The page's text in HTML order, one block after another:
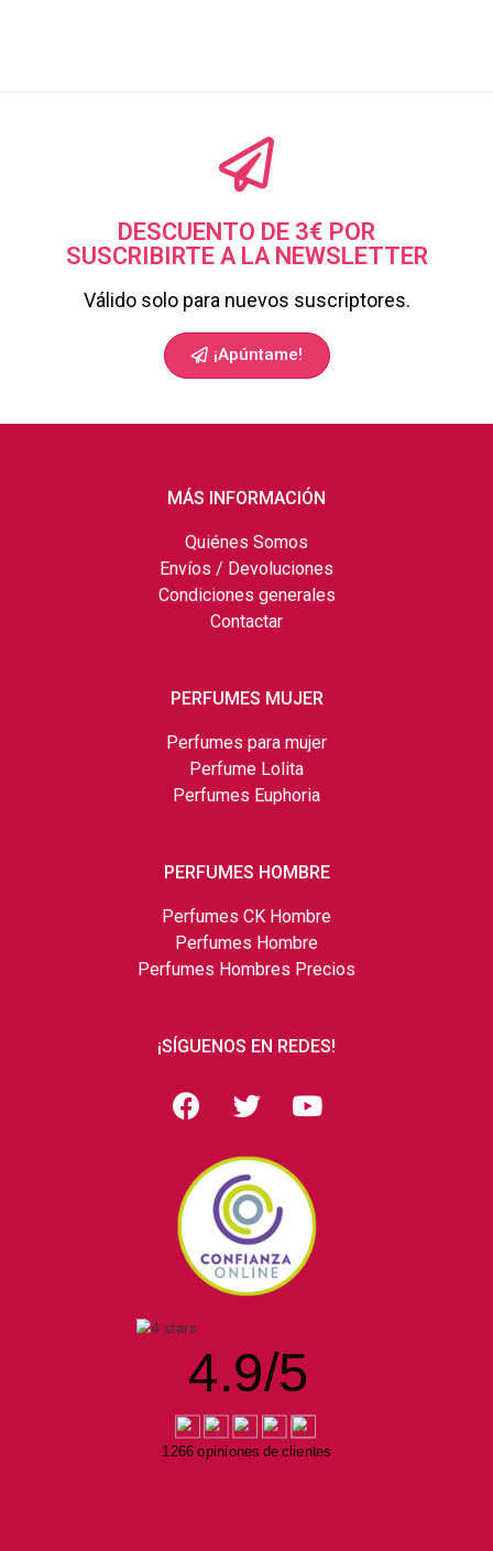
DESCUENTO DE 3€ POR
SUSCRIBIRTE A LA NEWSLETTER
Válido solo para nuevos suscriptores.
¡Apúntame!
MÁS INFORMACIÓN
Quiénes Somos
Envíos / Devoluciones
Condiciones generales
Contactar
PERFUMES MUJER
Perfumes para mujer
Perfume Lolita
Perfumes Euphoria
PERFUMES HOMBRE
Perfumes CK Hombre
Perfumes Hombre
Perfumes Hombres Precios
¡SÍGUENOS EN REDES!
4.9/5
1266 opiniones de clientes